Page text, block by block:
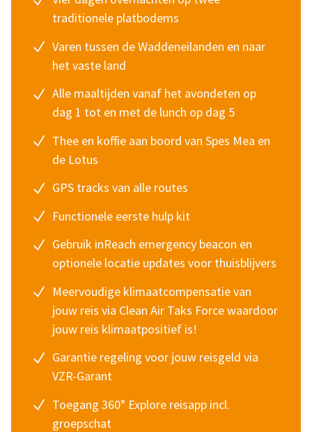
traditionele platbodems
Varen tussen de Waddeneilanden en naar
het vaste land
Alle maaltijden vanaf het avondeten op
dag 1 tot en met de lunch op dag 5
Thee en koffie aan boord van Spes Mea en
de Lotus
GPS tracks van alle routes
Functionele eerste hulp kit
Gebruik inReach emergency beacon en
optionele locatie updates voor thuisblijvers
Meervoudige klimaatcompensatie van
jouw reis via Clean Air Taks Forcewaardoor
jouw reis klimaatpositief is!
Garantie regeling voor jouw reisgeld via
VZR-Garant
Toegang 360° Explore reisapp incl.
groepschat